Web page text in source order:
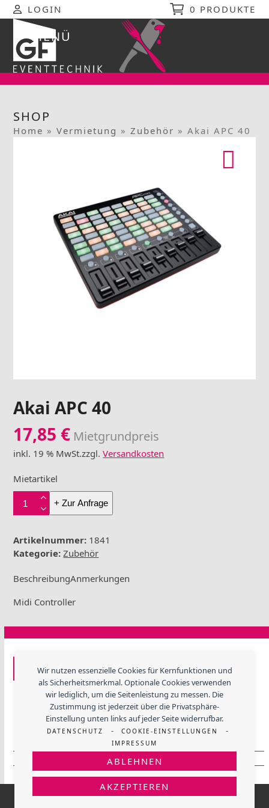
Skip
to
Wir nutzen essenzielle Cookies für Kernfunktionen und
als Sicherheitsmerkmal. Optionale Cookies verwenden
wir lediglich, um die Seitenleistung zu messen. Die
Zustimmung ist jederzeit über die Privatsphäre-
Einstellung unten links auf jeder Seite widerrufbar.
DATENSCHUTZ - COOKIE-EINSTELLUNGEN -
IMPRESSUM
AKZEPTIEREN
ABLEHNEN
LOGIN 0 PRODUKTE
MENÜ
Open
mobile
menu
Close
mobile
menu
SHOP
Home »Vermietung »Zubehör »Akai APC 40
Akai APC 40
17,85€ Mietgrundpreis
inkl. 19 % MwSt.zzgl.Versandkosten
Mietartikel
Akai
APC
Menge
+ Zur Anfrage
Artikelnummer: 1841
Kategorie:Zubehör
BeschreibungAnmerkungen
Midi Controller
GF EVENTTECHNIK
Lerchenweide 3, 67480 Edenkoben
Telefon+ 49 (06323) 984 330
E-Mail:info@gfevent.de
Mehr über Gaumenfreunde
Mehr über GF Eventtechnik
GF EVENTTECHNIK- Alle Preise inkl. gesetzl.